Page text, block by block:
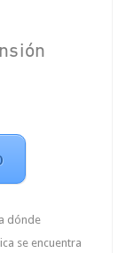
dónde
se encuentra